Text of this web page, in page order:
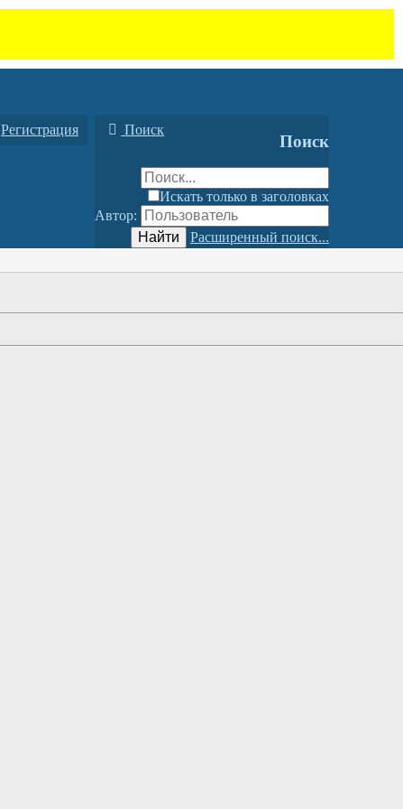
Регистрация Поиск
Поиск
Искать только в заголовках
Автор:
Найти
Расширенный поиск...